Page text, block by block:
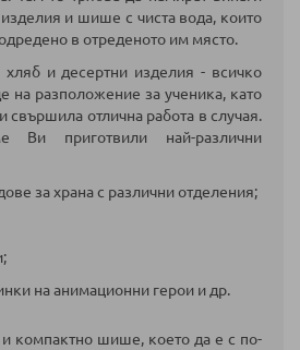
и шише с чиста вода, които
в отреденото им място.
хляб и десертни изделия - всичко
на разположение за ученика, като
свършила отлична работа в случая.
приготвили най-различни
за храна с различни отделения;
на анимационни герои и др.
компактно шише, което да е с по-